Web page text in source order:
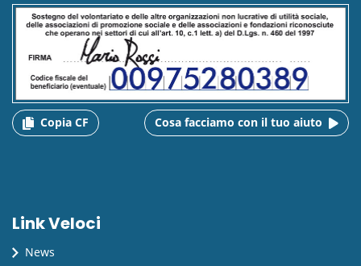
Link Veloci
News
Copia CF Cosa facciamo con il tuo aiuto